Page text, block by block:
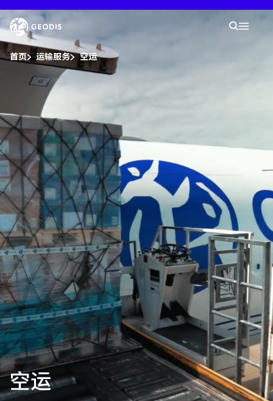
在
的
位
置
：
发现GEODIS
新闻室
职业生涯
网点查询
智能工作室
选择国家和语言
China​ - CN
搜索
You are here :
首页 运输服务 空运
Video
Player
空运